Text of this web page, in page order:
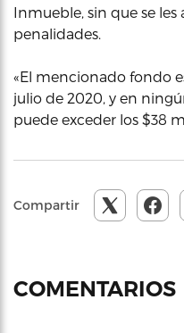
Inmueble, sin que se les
penalidades.
«El mencionado fondo
julio de 2020, y en
puede exceder los $38
Compartir
COMENTARIOS